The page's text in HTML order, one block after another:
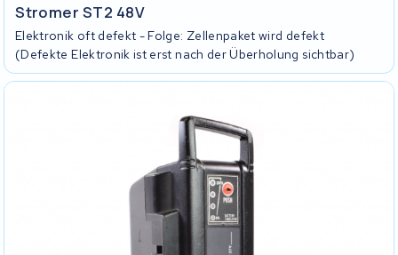
Stromer ST2 48V
Elektronik oft defekt - Folge: Zellenpaket wird defekt
(Defekte Elektronik ist erst nach der Überholung sichtbar)